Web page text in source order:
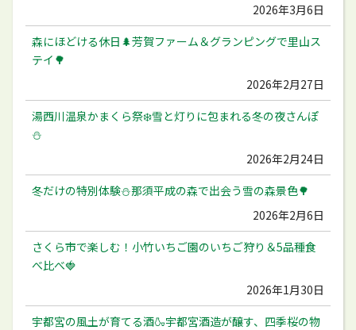
2026年3月6日
森にほどける休日🌲芳賀ファーム＆グランピングで里山ス
テイ🌳
2026年2月27日
湯西川温泉かまくら祭❄️雪と灯りに包まれる冬の夜さんぽ
⛄️
2026年2月24日
冬だけの特別体験⛄️那須平成の森で出会う雪の森景色🌳
2026年2月6日
さくら市で楽しむ！小竹いちご園のいちご狩り＆5品種食
べ比べ🍓
2026年1月30日
宇都宮の風土が育てる酒🍶宇都宮酒造が醸す、四季桜の物